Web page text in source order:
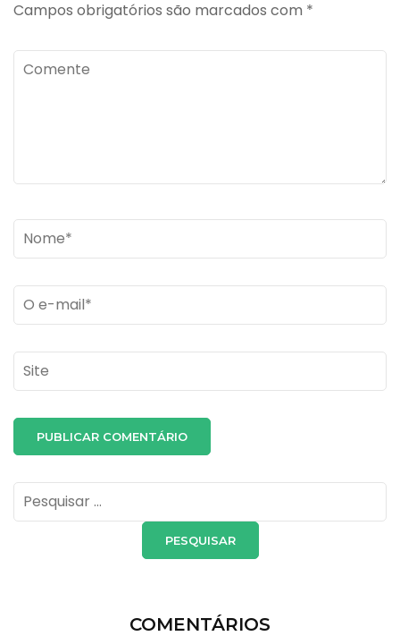
Campos obrigatórios são marcados com *
Comente
Name*
Email *
Site
Pesquisar
por:
COMENTÁRIOS